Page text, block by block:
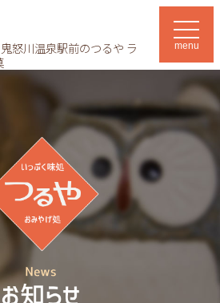
t
o
g
g
e
a
v
i
menu
怒川温泉駅前のつるや ラ